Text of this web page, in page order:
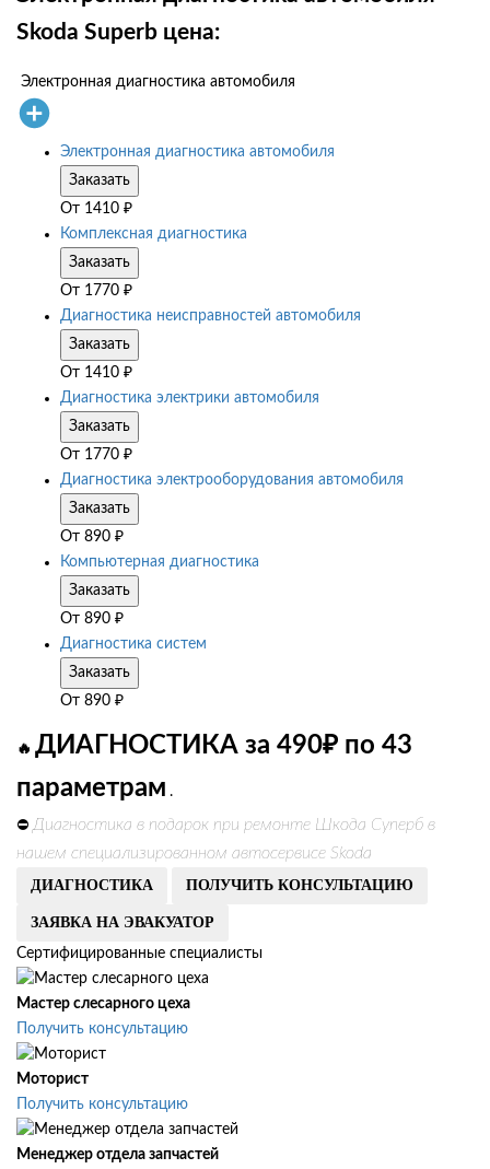
Skoda Superb цена:
Электронная диагностика автомобиля
Электронная диагностика автомобиля
Заказать
От 1410 ₽
Комплексная диагностика
Заказать
От 1770 ₽
Диагностика неисправностей автомобиля
Заказать
От 1410 ₽
Диагностика электрики автомобиля
Заказать
От 1770 ₽
Диагностика электрооборудования автомобиля
Заказать
От 890 ₽
Компьютерная диагностика
Заказать
От 890 ₽
Диагностика систем
Заказать
От 890 ₽
🔥 ДИАГНОСТИКА за 490₽ по 43
параметрам .
⛔ Диагностика в подарок при ремонте Шкода Суперб в
нашем специализированном автосервисе Skoda
ДИАГНОСТИКА ПОЛУЧИТЬ КОНСУЛЬТАЦИЮ
ЗАЯВКА НА ЭВАКУАТОР
Сертифицированные специалисты
Мастер слесарного цеха
Получить консультацию
Моторист
Получить консультацию
Менеджер отдела запчастей